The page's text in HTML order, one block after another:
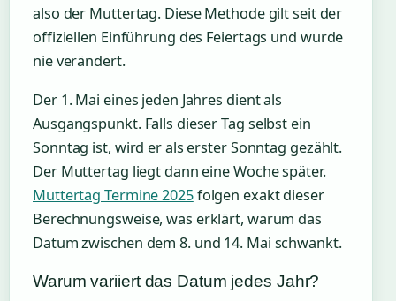
also der Muttertag. Diese Methode gilt seit der
offiziellen Einführung des Feiertags und wurde
nie verändert.
Der 1. Mai eines jeden Jahres dient als
Ausgangspunkt. Falls dieser Tag selbst ein
Sonntag ist, wird er als erster Sonntag gezählt.
Der Muttertag liegt dann eine Woche später.
Muttertag Termine 2025folgen exakt dieser
Berechnungsweise, was erklärt, warum das
Datum zwischen dem 8. und 14. Mai schwankt.
Warum variiert das Datum jedes Jahr?